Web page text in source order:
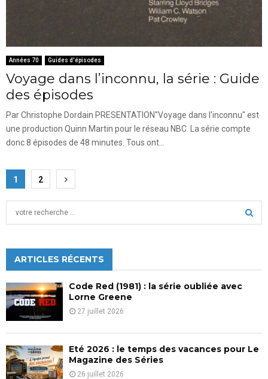
Années 70 Guides d'épisodes
Voyage dans l’inconnu, la série : Guide
des épisodes
Par Christophe Dordain PRESENTATION"Voyage dans l'inconnu" est
une production Quinn Martin pour le réseau NBC. La série compte
donc 8 épisodes de 48 minutes. Tous ont...
Pagination
des
publications
1 2
h
f
o
r
:
C
ARTICLES RÉCENTS
Code Red (1981) : la série oubliée avec
Lorne Greene
27 juillet 2026
Eté 2026 : le temps des vacances pour Le
Magazine des Séries
26 juillet 2026